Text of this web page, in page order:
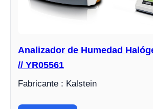
Analizador de Humedad
// YR05561
Fabricante : Kalstein